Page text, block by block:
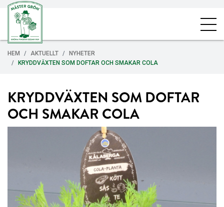
HEM AKTUELLT
NYHETER
KRYDDVÄXTEN SOM DOFTAR OCH SMAKAR COLA
KRYDDVÄXTEN SOM DOFTAR
OCH SMAKAR COLA